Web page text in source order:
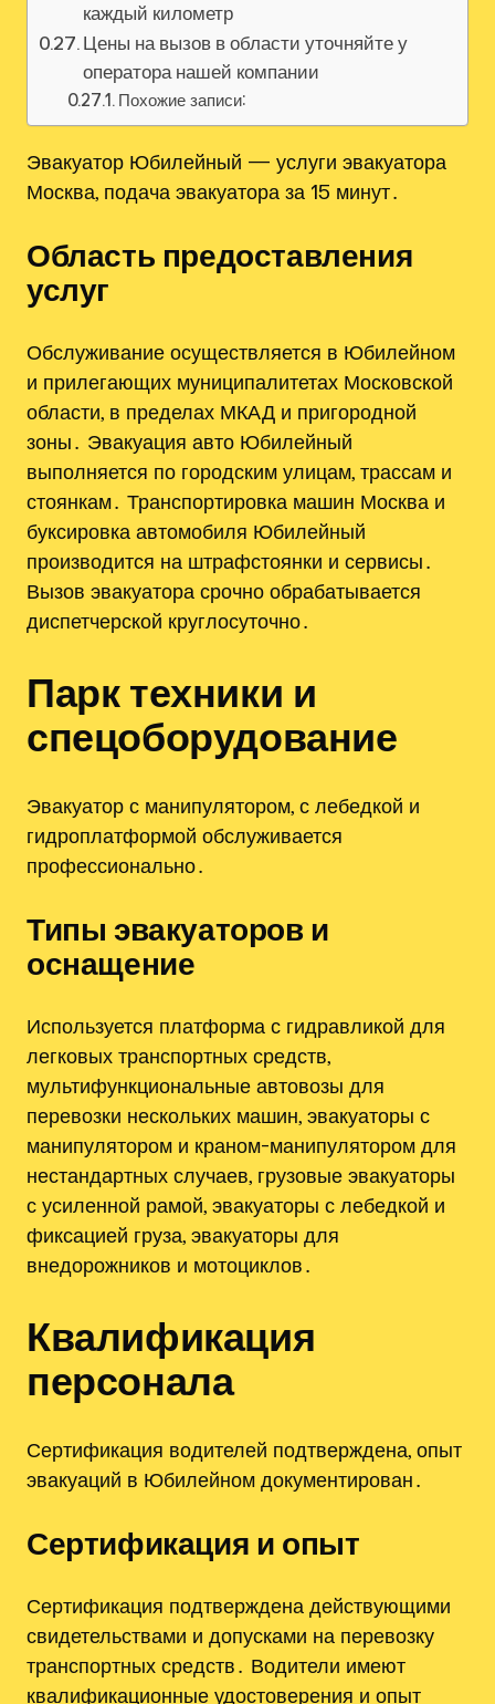
каждый километр
Цены на вызов в области уточняйте у
оператора нашей компании
Похожие записи:
Эвакуатор Юбилейный — услуги эвакуатора
Москва, подача эвакуатора за 15 минут․
Область предоставления
услуг
Обслуживание осуществляется в Юбилейном
и прилегающих муниципалитетах Московской
области, в пределах МКАД и пригородной
зоны․ Эвакуация авто Юбилейный
выполняется по городским улицам, трассам и
стоянкам․ Транспортировка машин Москва и
буксировка автомобиля Юбилейный
производится на штрафстоянки и сервисы․
Вызов эвакуатора срочно обрабатывается
диспетчерской круглосуточно․
Парк техники и
спецоборудование
Эвакуатор с манипулятором, с лебедкой и
гидроплатформой обслуживается
профессионально․
Типы эвакуаторов и
оснащение
Используется платформа с гидравликой для
легковых транспортных средств,
мультифункциональные автовозы для
перевозки нескольких машин, эвакуаторы с
манипулятором и краном-манипулятором для
нестандартных случаев, грузовые эвакуаторы
с усиленной рамой, эвакуаторы с лебедкой и
фиксацией груза, эвакуаторы для
внедорожников и мотоциклов․
Квалификация
персонала
Сертификация водителей подтверждена, опыт
эвакуаций в Юбилейном документирован․
Сертификация и опыт
Сертификация подтверждена действующими
свидетельствами и допусками на перевозку
транспортных средств․ Водители имеют
квалификационные удостоверения и опыт